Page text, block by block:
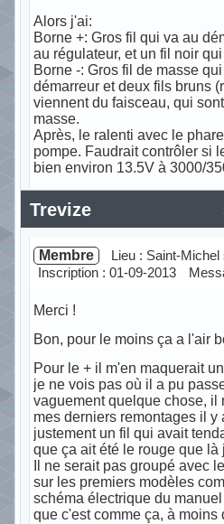
Alors j'ai:
Borne +: Gros fil qui va au
au régulateur, et un fil noir
Borne -: Gros fil de masse
démarreur et deux fils bruns
viennent du faisceau, qui
masse.
Après, le ralenti avec le
pompe. Faudrait contrôler si
bien environ 13.5V à 3000/
Hors ligne
Trevize
Membre
Lieu : Saint-Michel
Inscription : 01-09-2013
Merci !
Bon, pour le moins ça a l'air
Pour le + il m'en maquerait
je ne vois pas où il a pu
vaguement quelque chose, il
mes derniers remontages il y
justement un fil qui avait
que ça ait été le rouge que là
Il ne serait pas groupé avec
sur les premiers modèles
schéma électrique du
que c'est comme ça, à moins